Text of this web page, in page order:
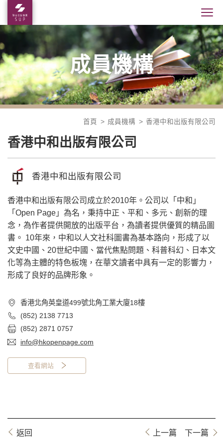
成員機構
首頁 成員機構 香港中和出版有限公司
香港中和出版有限公司
香港中和出版有限公司
香港中和出版有限公司成立於2010年。公司以「中和」
「Open Page」為名，秉持中正、平和、多元、創新的理
念，為作者提供開放的出版平台，為讀者提供優質的精品圖
書。 10年來，中和以人文社科圖書為基本路向，形成了以
文史中國、20世紀中國、當代焦點問題、科普科幻、日本文
化等為主體的特色板塊，在華文讀者中具有一定的影響力，
形成了良好的品牌形象。
香港北角英皇道499號北角工業大廈18樓
(852) 2138 7713
(852) 2871 0757
info@hkopenpage.com
查看網站
返回 上一篇 下一篇